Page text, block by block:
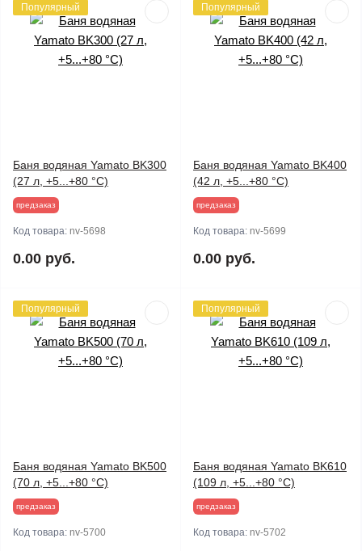
Популярный
Баня водяная Yamato BK300
(27 л, +5...+80 °C)
предзаказ
Код товара: nv-5698
0.00 руб.
Популярный
Баня водяная Yamato BK400
(42 л, +5...+80 °C)
предзаказ
Код товара: nv-5699
0.00 руб.
Популярный
Баня водяная Yamato BK500
(70 л, +5...+80 °C)
предзаказ
Код товара: nv-5700
Популярный
Баня водяная Yamato BK610
(109 л, +5...+80 °C)
предзаказ
Код товара: nv-5702